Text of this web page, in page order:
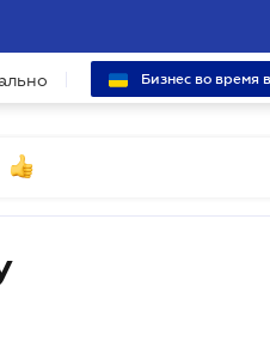
Бизнес во время